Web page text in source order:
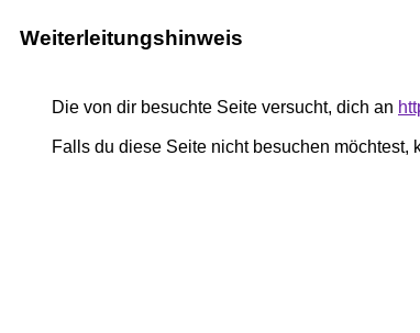
Weiterleitungshinweis
Die von dir besuchte Seite versucht, dich an
Falls du diese Seite nicht besuchen möchtest,